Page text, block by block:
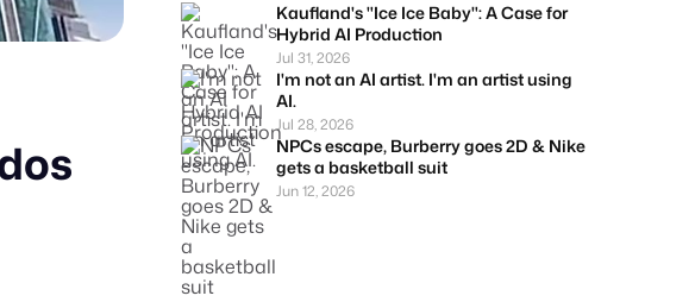
Kaufland's "Ice Ice Baby": A Case for
Hybrid AI Production
Jul 31, 2026
I'm not an AI artist. I'm an artist using
AI.
Jul 28, 2026
NPCs escape, Burberry goes 2D & Nike
gets a basketball suit
Jun 12, 2026